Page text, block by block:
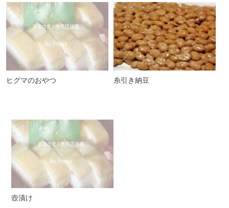
ヒグマのおやつ 糸引き納豆
壺漬け